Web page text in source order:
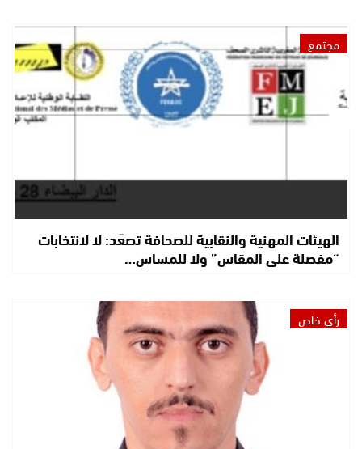
مجتمع
الهيئات المهنية والنقابية للصحافة تصعّد: لا لانتخابات
“مفصلة على المقاس” ولا للمساس…
رأي خاص